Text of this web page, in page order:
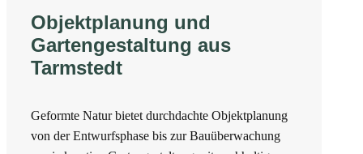
Objektplanung und
Gartengestaltung aus
Tarmstedt
Geformte Natur bietet durchdachte Objektplanung
von der Entwurfsphase bis zur Bauüberwachung